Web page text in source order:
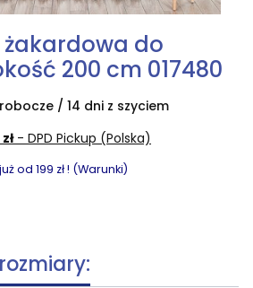
żakardowa do
200 cm 017480
/ 14 dni z szyciem
- DPD Pickup (Polska)
od 199 zł ! (Warunki)